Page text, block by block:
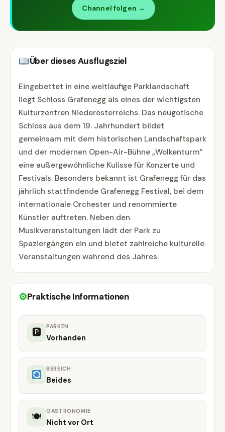
Channel folgen →
Über dieses Ausflugsziel
Eingebettet in eine weitläufige Parklandschaft
liegt Schloss Grafenegg als eines der wichtigsten
Kulturzentren Niederösterreichs. Das neugotische
Schloss aus dem 19. Jahrhundert bildet
gemeinsam mit dem historischen Landschaftspark
und der modernen Open-Air-Bühne „Wolkenturm“
eine außergewöhnliche Kulisse für Konzerte und
Festivals. Besonders bekannt ist Grafenegg für das
jährlich stattfindende Grafenegg Festival, bei dem
internationale Orchester und renommierte
Künstler auftreten. Neben den
Musikveranstaltungen lädt der Park zu
Spaziergängen ein und bietet zahlreiche kulturelle
Veranstaltungen während des Jahres.
⚙Praktische Informationen
🅿 PARKEN
Vorhanden
BEREICH
Beides
🍽 GASTRONOMIE
Nicht vor Ort